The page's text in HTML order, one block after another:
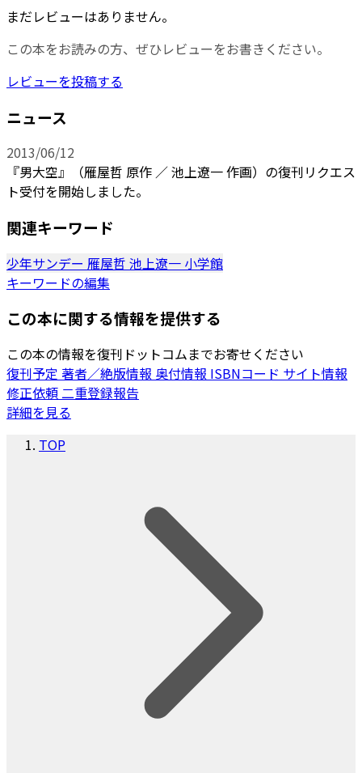
まだレビューはありません。
この本をお読みの方、ぜひレビューをお書きください。
レビューを投稿する
ニュース
2013/06/12
『男大空』（雁屋哲 原作 ／ 池上遼一 作画）の復刊リクエス
ト受付を開始しました。
関連キーワード
少年サンデー 雁屋哲 池上遼一 小学館
キーワードの編集
この本に関する情報を提供する
この本の情報を復刊ドットコムまでお寄せください
復刊予定 著者／絶版情報 奥付情報 ISBNコード サイト情報
修正依頼二重登録報告
詳細を見る
TOP